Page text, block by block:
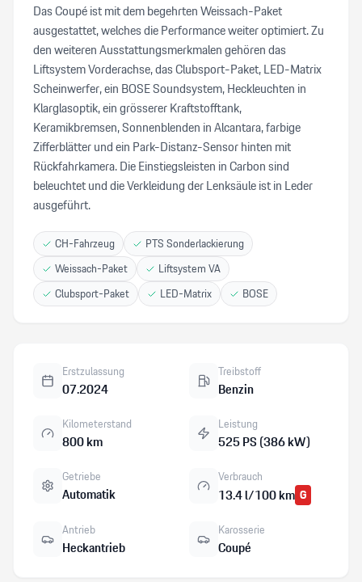
Das Coupé ist mit dem begehrten Weissach-Paket
ausgestattet, welches die Performance weiter optimiert. Zu
den weiteren Ausstattungsmerkmalen gehören das
Liftsystem Vorderachse, das Clubsport-Paket, LED-Matrix
Scheinwerfer, ein BOSE Soundsystem, Heckleuchten in
Klarglasoptik, ein grösserer Kraftstofftank,
Keramikbremsen, Sonnenblenden in Alcantara, farbige
Zifferblätter und ein Park-Distanz-Sensor hinten mit
Rückfahrkamera. Die Einstiegsleisten in Carbon sind
beleuchtet und die Verkleidung der Lenksäule ist in Leder
ausgeführt.
CH-Fahrzeug
PTS Sonderlackierung
Weissach-Paket
Liftsystem VA
Clubsport-Paket
LED-Matrix BOSE
Erstzulassung
07.2024
Treibstoff
Benzin
Kilometerstand
800 km
Leistung
525 PS (386 kW)
Getriebe
Automatik
Verbrauch
13.4 l/100 km G
Antrieb
Heckantrieb
Karosserie
Coupé